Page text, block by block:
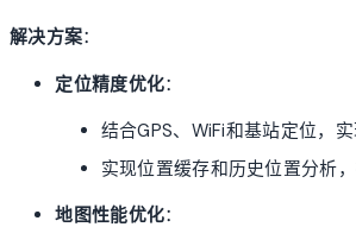
解决方案：
定位精度优化：
结合GPS、WiFi和基站定位，
实现位置缓存和历史位置分析
地图性能优化：